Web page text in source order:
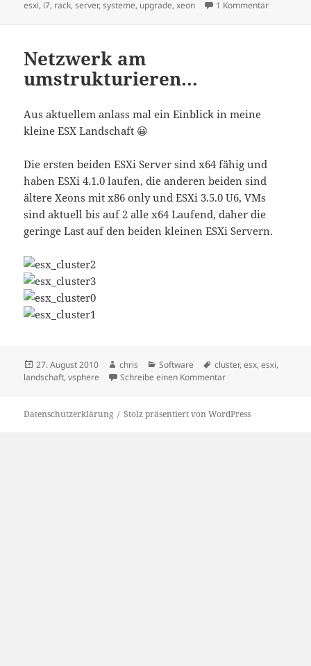
am
esxi, i7, rack,server,systeme, upgrade,xeon 1 Kommentarzu Die
Netzwerk am
umstrukturieren…
Aus aktuellem anlass mal ein Einblick in meine
kleine ESX Landschaft 😀
Die ersten beiden ESXi Server sind x64 fähig und
haben ESXi 4.1.0 laufen, die anderen beiden sind
ältere Xeons mit x86 only und ESXi 3.5.0 U6, VMs
sind aktuell bis auf 2 alle x64 Laufend, daher die
geringe Last auf den beiden kleinen ESXi Servern.
Veröffentlicht
am
27. August 2010 Autor
chris Kategorien
Software Schlagwörter
cluster,esx,esxi,
landschaft,vsphere Schreibe einen Kommentarzu Netzwerk am
Datenschutzerklärung Stolz präsentiert von WordPress